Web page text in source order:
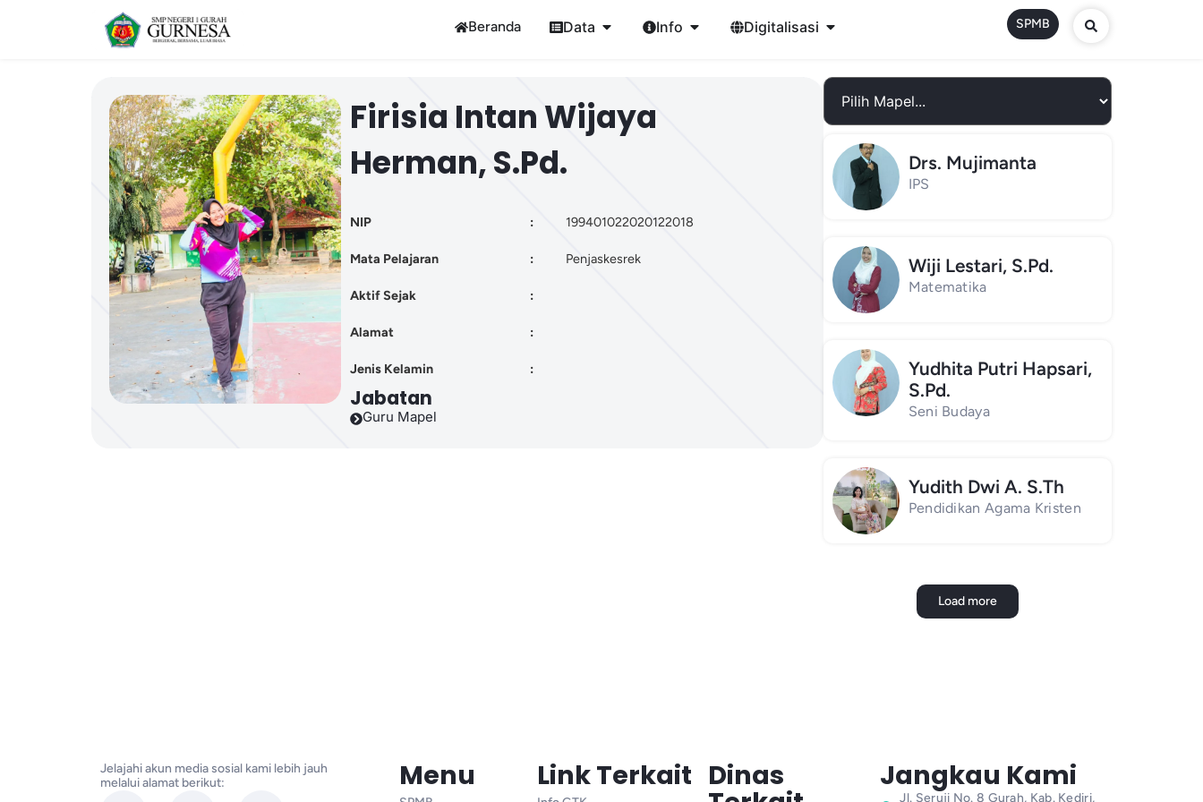
Beranda Data Info Digitalisasi SPMB
Firisia Intan Wijaya
Herman, S.Pd.
NIP : 199401022020122018
Mata Pelajaran : Penjaskesrek
Aktif Sejak :
Alamat :
Jenis Kelamin :
Jabatan
Guru Mapel
Drs. Mujimanta
IPS
Wiji Lestari, S.Pd.
Matematika
Yudhita Putri Hapsari,
S.Pd.
Seni Budaya
Yudith Dwi A. S.Th
Pendidikan Agama Kristen
Load more
Jelajahi akun media sosial kami lebih jauh
melalui alamat berikut:
Menu Link Terkait Dinas Jangkau Kami
Jl. Seruji No. 8 Gurah, Kab. Kediri,